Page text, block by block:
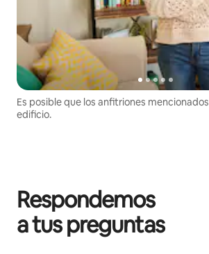
Es posible que los anfitriones
edificio.
Respondemos
a tus preguntas